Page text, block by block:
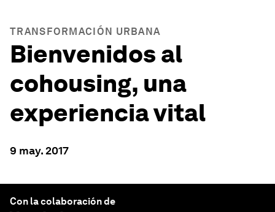
TRANSFORMACIÓN URBANA
Bienvenidos al
cohousing, una
experiencia vital
9 may. 2017
Con la colaboración de